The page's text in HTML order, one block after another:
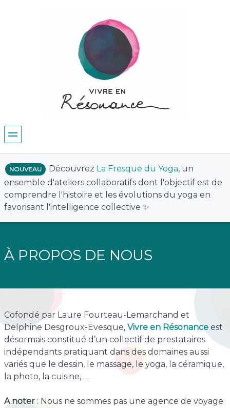
NOUVEAU Découvrez La Fresque du Yoga, un
ensemble d'ateliers collaboratifs dont l'objectif est de
comprendre l'histoire et les évolutions du yoga en
favorisant l'intelligence collective ✨
À PROPOS DE NOUS
Cofondé par Laure Fourteau-Lemarchand et
Delphine Desgroux-Evesque, Vivre en Résonance est
désormais constitué d’un collectif de prestataires
indépendants pratiquant dans des domaines aussi
variés que le dessin, le massage, le yoga, la céramique,
la photo, la cuisine, …
A noter : Nous ne sommes pas une agence de voyage